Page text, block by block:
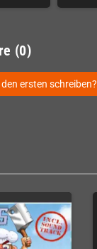
(0)
ersten schreiben?